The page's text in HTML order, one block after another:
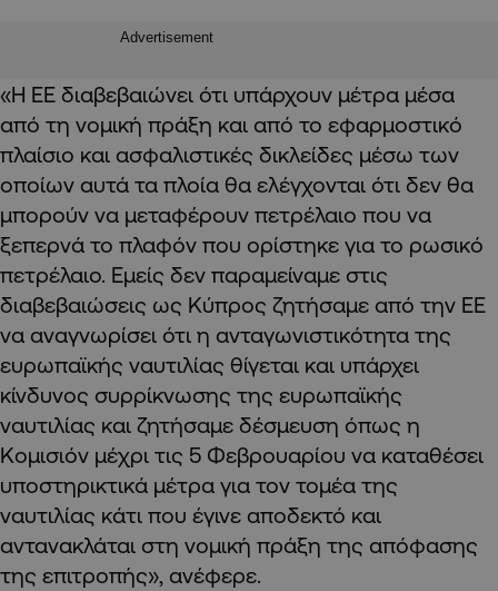
Advertisement
«Η ΕΕ διαβεβαιώνει ότι υπάρχουν μέτρα μέσα
από τη νομική πράξη και από το εφαρμοστικό
πλαίσιο και ασφαλιστικές δικλείδες μέσω των
οποίων αυτά τα πλοία θα ελέγχονται ότι δεν θα
μπορούν να μεταφέρουν πετρέλαιο που να
ξεπερνά το πλαφόν που ορίστηκε για το ρωσικό
πετρέλαιο. Εμείς δεν παραμείναμε στις
διαβεβαιώσεις ως Κύπρος ζητήσαμε από την ΕΕ
να αναγνωρίσει ότι η ανταγωνιστικότητα της
ευρωπαϊκής ναυτιλίας θίγεται και υπάρχει
κίνδυνος συρρίκνωσης της ευρωπαϊκής
ναυτιλίας και ζητήσαμε δέσμευση όπως η
Κομισιόν μέχρι τις 5 Φεβρουαρίου να καταθέσει
υποστηρικτικά μέτρα για τον τομέα της
ναυτιλίας κάτι που έγινε αποδεκτό και
αντανακλάται στη νομική πράξη της απόφασης
της επιτροπής», ανέφερε.